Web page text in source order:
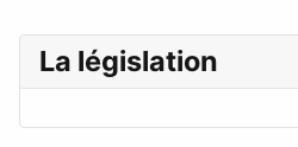
La législation